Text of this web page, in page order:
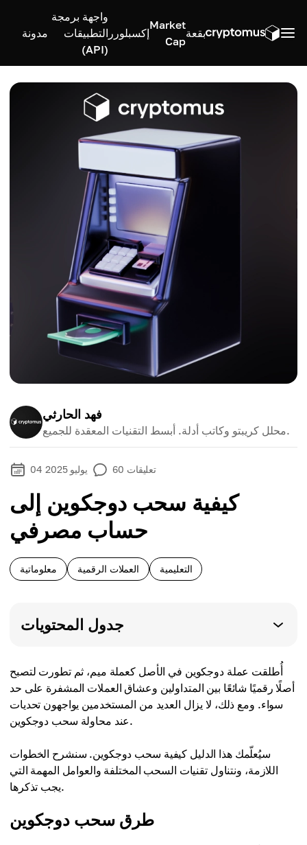
بقعة
Market
Cap
إكسبلورر
واجهة برمجة
التطبيقات
(API)
مدونة
فهد الحارثي
محلل كريبتو وكاتب أدلة. أبسط التقنيات المعقدة للجميع.
04 يوليو 2025 60 تعليقات
كيفية سحب دوجكوين إلى
حساب مصرفي
معلوماتية العملات الرقمية التعليمية
جدول المحتويات
أُطلقت عملة دوجكوين في الأصل كعملة ميم، ثم تطورت لتصبح
أصلًا رقميًا شائعًا بين المتداولين وعشاق العملات المشفرة على حد
سواء. ومع ذلك، لا يزال العديد من المستخدمين يواجهون تحديات
عند محاولة سحب دوجكوين.
سيُعلّمك هذا الدليل كيفية سحب دوجكوين. سنشرح الخطوات
اللازمة، ونتناول تقنيات السحب المختلفة والعوامل المهمة التي
يجب تذكرها.
طرق سحب دوجكوين